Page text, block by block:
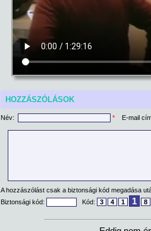
HOZZÁSZÓLÁSOK
Név: * E-mail
A hozzászólást csak a biztonsági kód megadása
Biztonsági kód:
Kód: 3 4 1 1 8